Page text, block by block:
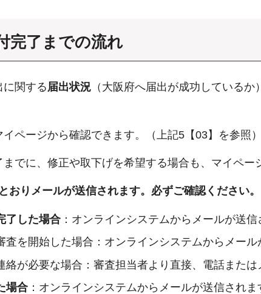
完了までの流れ
に関する届出状況 （大阪府へ届出が成功しているか
ページから確認できます。（上記5【03】を参照）
でに、修正や取下げを希望する場合も、マイペー
おりメールが送信されます。必ずご確認ください。
了した場合：オンラインシステムからメールが送
査を開始した場合：オンラインシステムからメール
が必要な場合：審査担当者より直接、電話または
場合：オンラインシステムからメールが送信されま